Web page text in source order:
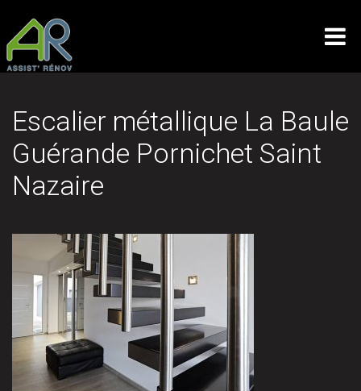
Escalier métallique La Baule
Guérande Pornichet Saint
Nazaire